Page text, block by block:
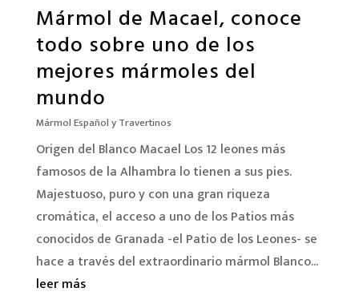
Mármol de Macael, conoce
todo sobre uno de los
mejores mármoles del
mundo
Mármol Español y Travertinos
Origen del Blanco Macael Los 12 leones más
famosos de la Alhambra lo tienen a sus pies.
Majestuoso, puro y con una gran riqueza
cromática, el acceso a uno de los Patios más
conocidos de Granada -el Patio de los Leones- se
hace a través del extraordinario mármol Blanco...
leer más